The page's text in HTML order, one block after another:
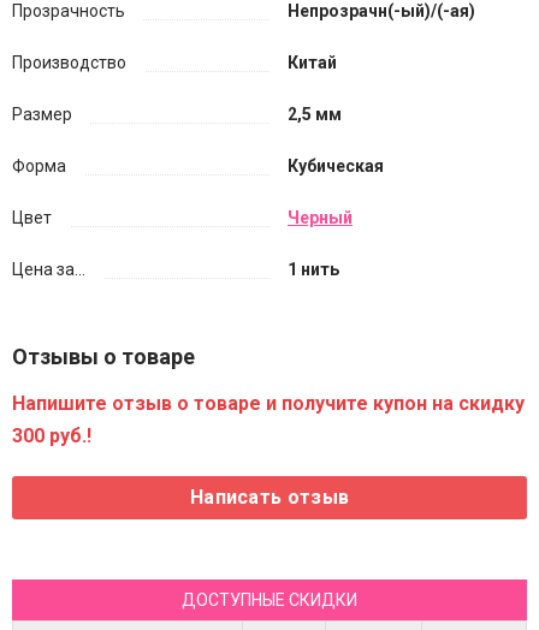
Прозрачность Непрозрачн(-ый)/(-ая)
Производство Китай
Размер 2,5 мм
Форма Кубическая
Цвет Черный
Цена за... 1 нить
Отзывы о товаре
Напишите отзыв о товаре и получите купон на скидку
300 руб.!
ДОСТУПНЫЕ СКИДКИ